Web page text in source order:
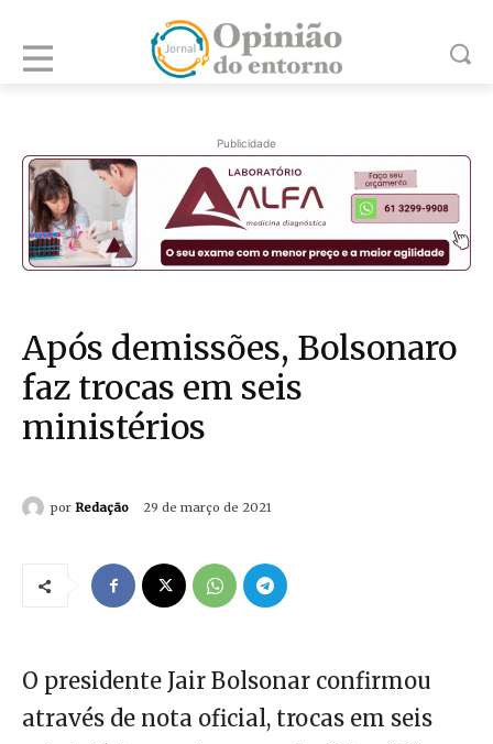
Publicidade
Após demissões, Bolsonaro
faz trocas em seis
ministérios
por Redação 29 de março de 2021
O presidente Jair Bolsonar confirmou
através de nota oficial, trocas em seis